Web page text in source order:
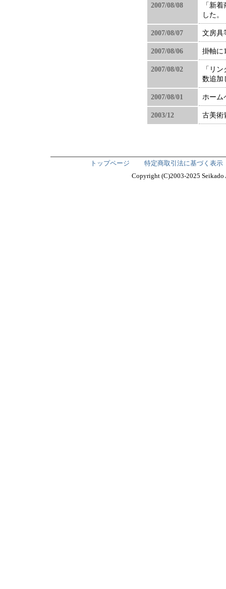
2007/08/08
「新
した。
2007/08/07 文房具
2007/08/06 掛軸に
2007/08/02
「リ
数追加
2007/08/01 ホーム
2003/12 古美術
トップページ
特定商取引法に基づく表示
Copyright (C)2003-2025